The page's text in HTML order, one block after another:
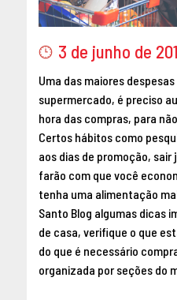
MAIO
3 de junho de
Uma das maiores
supermercado, é preciso
hora das compras, para
Certos hábitos como
aos dias de promoção,
farão com que você
tenha uma alimentação
Santo Blog algumas dicas
de casa, verifique o que
do que é necessário
organizada por seções do